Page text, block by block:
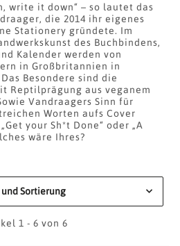
write it down“ – so lautet das
die 2014 ihr eigenes
Stationery gründete. Im
des Buchbindens,
Kalender werden von
in Großbritannien in
Besondere sind die
Reptilprägung aus veganem
Vandraagers Sinn für
Worten aufs Cover
your Sh*t Done“ oder „A
wäre Ihres?
Sortierung
1 - 6 von 6